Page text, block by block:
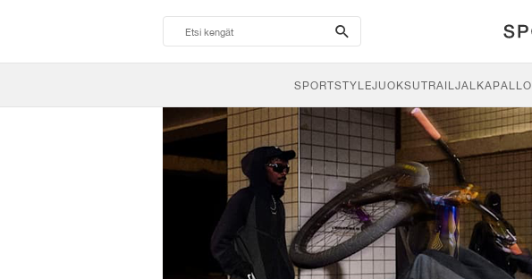
search-
btn
SPORTSTYLEJUOKSUTRAILJALKAPALLO